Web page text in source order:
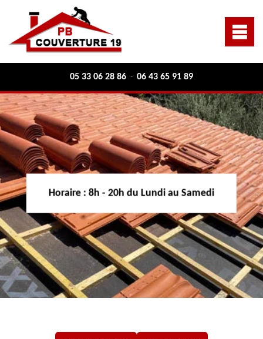
05 33 06 28 86 - 06 43 65 91 89
Horaire : 8h - 20h du Lundi au Samedi